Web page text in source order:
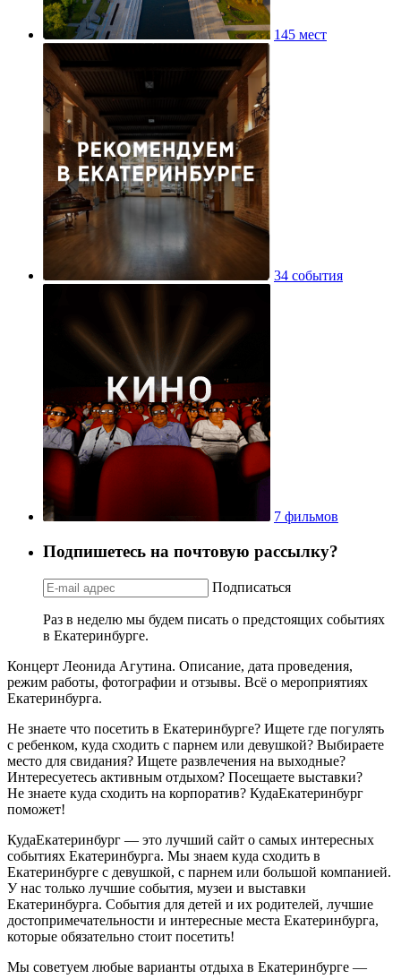
145 мест
34 события
7 фильмов
Подпишетесь на почтовую рассылку?
Подписаться
Раз в неделю мы будем писать о предстоящих событиях
в Екатеринбурге.
Концерт Леонида Агутина. Описание, дата проведения,
режим работы, фотографии и отзывы. Всё о мероприятиях
Екатеринбурга.
Не знаете что посетить в Екатеринбурге? Ищете где погулять
с ребенком, куда сходить с парнем или девушкой? Выбираете
место для свидания? Ищете развлечения на выходные?
Интересуетесь активным отдыхом? Посещаете выставки?
Не знаете куда сходить на корпоратив? КудаЕкатеринбург
поможет!
КудаЕкатеринбург — это лучший сайт о самых интересных
событиях Екатеринбурга. Мы знаем куда сходить в
Екатеринбурге с девушкой, с парнем или большой компанией.
У нас только лучшие события, музеи и выставки
Екатеринбурга. События для детей и их родителей, лучшие
достопримечательности и интересные места Екатеринбурга,
которые обязательно стоит посетить!
Мы советуем любые варианты отдыха в Екатеринбурге —